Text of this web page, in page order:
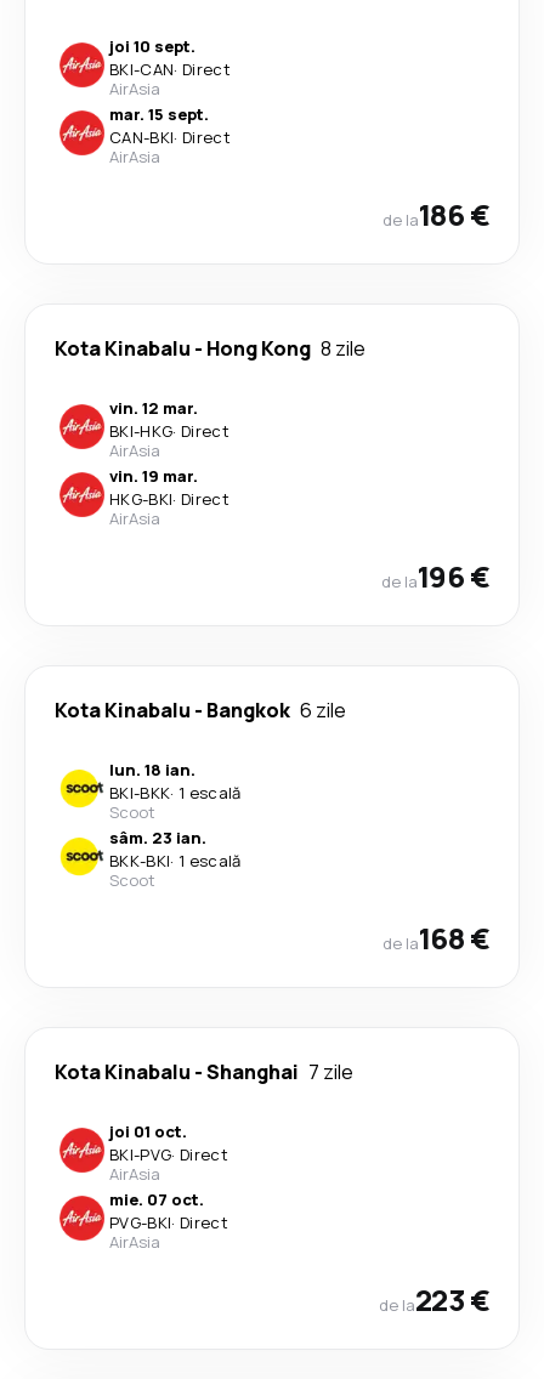
joi 10 sept.
BKI-CAN· Direct
AirAsia
mar. 15 sept.
CAN-BKI· Direct
AirAsia
de la186 €
Kota Kinabalu - Hong Kong 8 zile
vin. 12 mar.
BKI-HKG· Direct
AirAsia
vin. 19 mar.
HKG-BKI· Direct
AirAsia
de la196 €
Kota Kinabalu - Bangkok 6 zile
lun. 18 ian.
BKI-BKK· 1 escală
Scoot
sâm. 23 ian.
BKK-BKI· 1 escală
Scoot
de la168 €
Kota Kinabalu -Shanghai 7 zile
joi 01 oct.
BKI-PVG· Direct
AirAsia
mie. 07 oct.
PVG-BKI· Direct
AirAsia
de la223 €